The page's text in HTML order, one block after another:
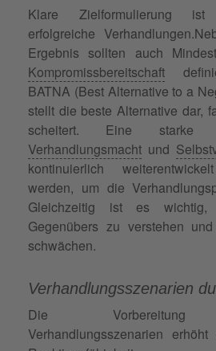
Klare Zielformulierung
erfolgreiche
Ergebnis sollten auch
Kompromissbereitschaft
BATNA (Best Alternative to a
stellt die beste Alternative dar,
scheitert. Eine starke
Verhandlungsmacht und
kontinuierlich
werden, um die
Gleichzeitig ist es
Gegenübers zu verstehen
schwächen.
Verhandlungsszenarien
Die Vorbereitung
Verhandlungsszenarien erhöht